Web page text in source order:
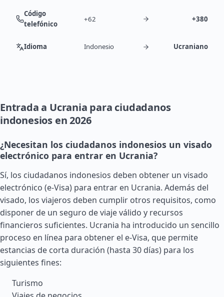
Código
telefónico
+62 +380
Idioma Indonesio Ucraniano
Entrada a Ucrania para ciudadanos
indonesios en 2026
¿Necesitan los ciudadanos indonesios un visado
electrónico para entrar en Ucrania?
Sí, los ciudadanos indonesios deben obtener un visado
electrónico (e-Visa) para entrar en Ucrania. Además del
visado, los viajeros deben cumplir otros requisitos, como
disponer de un seguro de viaje válido y recursos
financieros suficientes. Ucrania ha introducido un sencillo
proceso en línea para obtener el e-Visa, que permite
estancias de corta duración (hasta 30 días) para los
siguientes fines:
Turismo